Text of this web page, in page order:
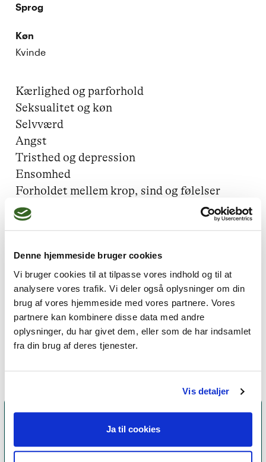
Denne hjemmeside bruger cookies
Vi bruger cookies til at tilpasse vores indhold og til at
analysere vores trafik. Vi deler også oplysninger om din
brug af vores hjemmeside med vores partnere. Vores
partnere kan kombinere disse data med andre
oplysninger, du har givet dem, eller som de har indsamlet
fra din brug af deres tjenester.
Vis detaljer
Ja til cookies
Sprog
Køn
Kvinde
Kærlighed og parforhold
Seksualitet og køn
Selvværd
Angst
Tristhed og depression
Ensomhed
Forholdet mellem krop, sind og følelser
Spiritualitet
Jeg praktiserer følgende
terapiformer
Oplevelsesorienteret terapi,
Psykodynamisk terapi